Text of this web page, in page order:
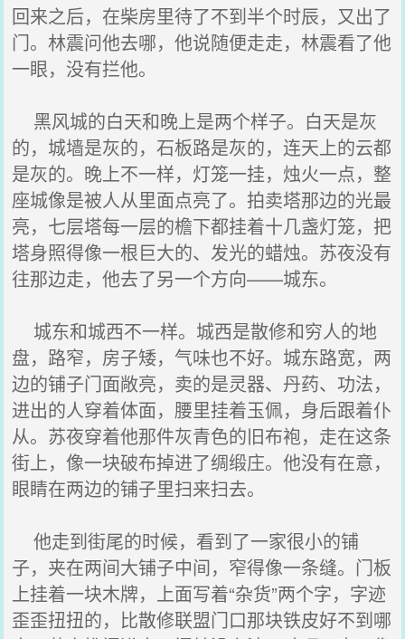
回来之后，在柴房里待了不到半个时辰，又出了
门。林震问他去哪，他说随便走走，林震看了他
一眼，没有拦他。
黑风城的白天和晚上是两个样子。白天是灰
的，城墙是灰的，石板路是灰的，连天上的云都
是灰的。晚上不一样，灯笼一挂，烛火一点，整
座城像是被人从里面点亮了。拍卖塔那边的光最
亮，七层塔每一层的檐下都挂着十几盏灯笼，把
塔身照得像一根巨大的、发光的蜡烛。苏夜没有
往那边走，他去了另一个方向——城东。
城东和城西不一样。城西是散修和穷人的地
盘，路窄，房子矮，气味也不好。城东路宽，两
边的铺子门面敞亮，卖的是灵器、丹药、功法，
进出的人穿着体面，腰里挂着玉佩，身后跟着仆
从。苏夜穿着他那件灰青色的旧布袍，走在这条
街上，像一块破布掉进了绸缎庄。他没有在意，
眼睛在两边的铺子里扫来扫去。
他走到街尾的时候，看到了一家很小的铺
子，夹在两间大铺子中间，窄得像一条缝。门板
上挂着一块木牌，上面写着“杂货”两个字，字迹
歪歪扭扭的，比散修联盟门口那块铁皮好不到哪